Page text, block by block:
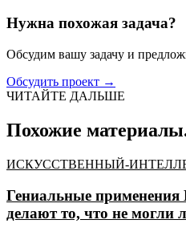
Нужна похожая задача?
Обсудим вашу задачу и
Обсудить проект →
ЧИТАЙТЕ ДАЛЬШЕ
Похожие
ИСКУССТВЕННЫЙ-
Гениальные применения
делают то, что не могли